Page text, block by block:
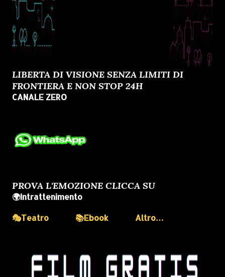
LIBERTA DI VISIONE SENZA LIMITI DI
FRONTIERA E NON STOP 24H
CANALE ZERO
PROVA L'EMOZIONE CLICCA SU
🌍Intrattenimento
🎭Teatro
📚Ebook Altro…